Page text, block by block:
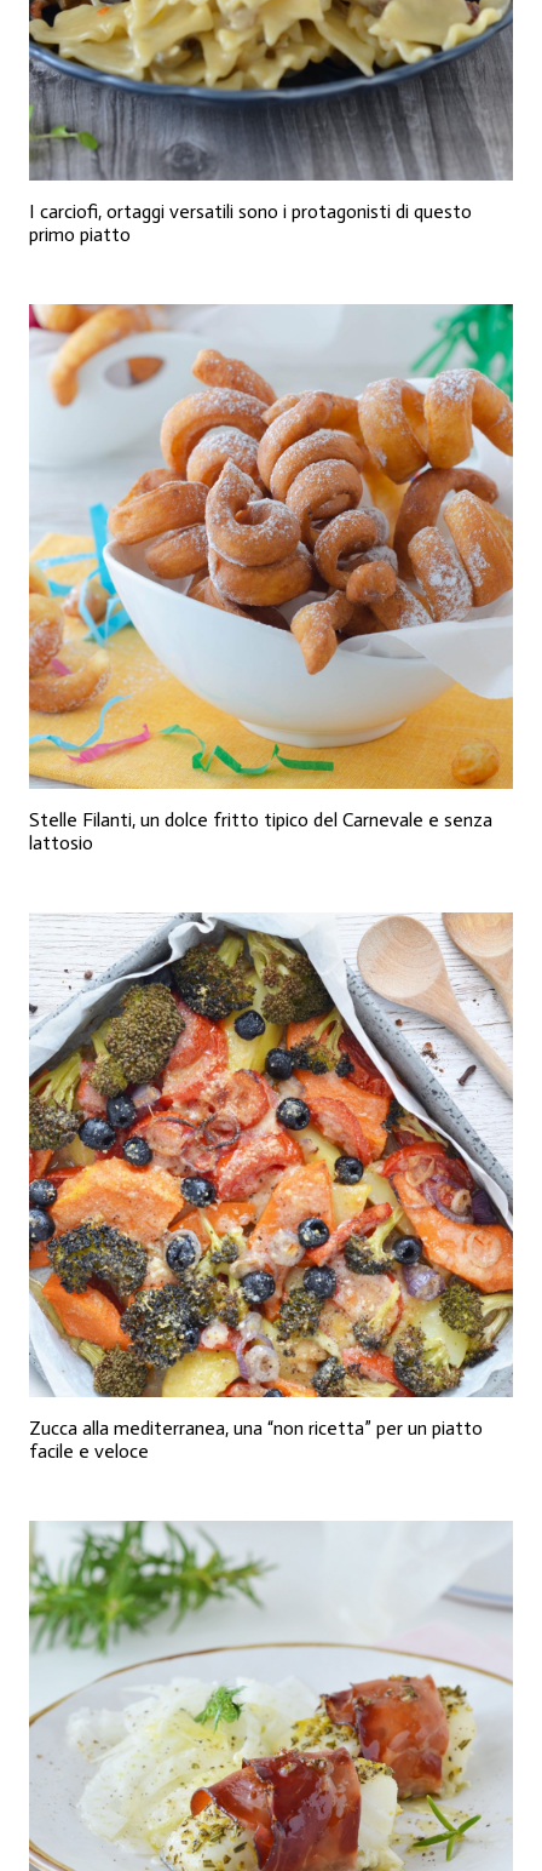
I carciofi, ortaggi versatili sono i protagonisti di questo
primo piatto
Stelle Filanti, un dolce fritto tipico del Carnevale e senza
lattosio
Zucca alla mediterranea, una “non ricetta” per un piatto
facile e veloce